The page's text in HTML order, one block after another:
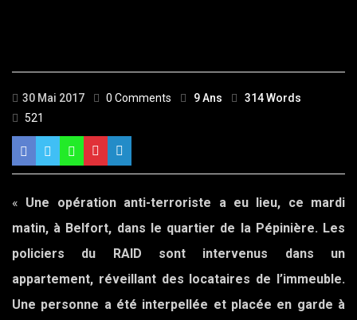
30 Mai 2017 0 Comments 9 Ans
314 Words
521
« Une opération anti-terroriste a eu lieu, ce mardi
matin, à Belfort, dans le quartier de la Pépinière. Les
policiers du RAID sont intervenus dans un
appartement, réveillant des locataires de l’immeuble.
Une personne a été interpellée et placée en garde à